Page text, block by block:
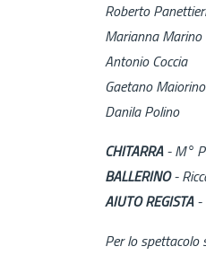
Roberto Panettieri
Marianna Marino
Antonio Coccia
Gaetano Maiorino
Danila Polino
CHITARRA- M°
BALLERINO-
AIUTO REGISTA-
Per lo spettacolo